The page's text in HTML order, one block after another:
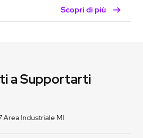
Scopri di più
a Supportarti
Area Industriale MI